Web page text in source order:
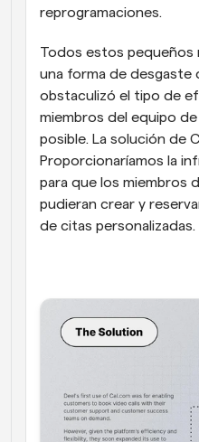
reprogramaciones.
Todos estos
una forma de desgaste
obstaculizó el tipo de
miembros del equipo de
posible. La solución de
Proporcionaríamos la
para que los miembros
pudieran crear y
de citas personalizadas.